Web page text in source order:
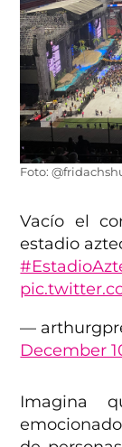
Foto:
Vacío el
estadio
—
December
Imagina